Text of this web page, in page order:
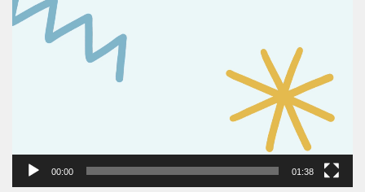
00:00 01:38